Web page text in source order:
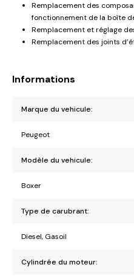
Remplacement des
fonctionnement de la boîte
Remplacement et réglage
Remplacement des joints
Informations
Marque du vehicule:
Peugeot
Modèle du vehicule:
Boxer
Type de carubrant:
Diesel, Gasoil
Cylindrée du moteur: